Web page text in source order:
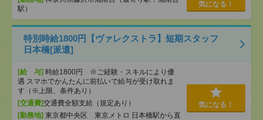
駅）
気になる！
特別時給1800円【ヴァレクストラ】短期スタッフ
日本橋[派遣]
[給 与] 時給1800円 ※ご経験・スキルにより優
遇 スマホでかんたんに前払いで給与が受け取れま
す（※上限、条件あり）
[交通費]交通費全額支給（規定あり）
[勤務地] 東京都中央区 東京メトロ 日本橋駅から直
気になる！